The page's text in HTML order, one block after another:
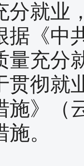
分就业
据《中
量充分
贯彻就
施》（
。